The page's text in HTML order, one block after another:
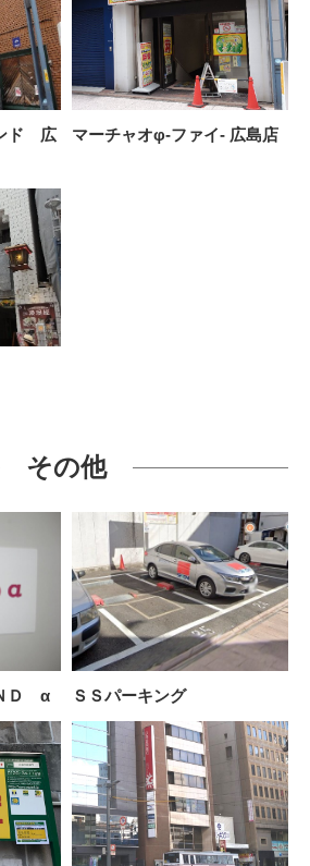
ド 広
マーチャオφ-ファイ- 広島店
その他
Ｄ α ＳＳパーキング